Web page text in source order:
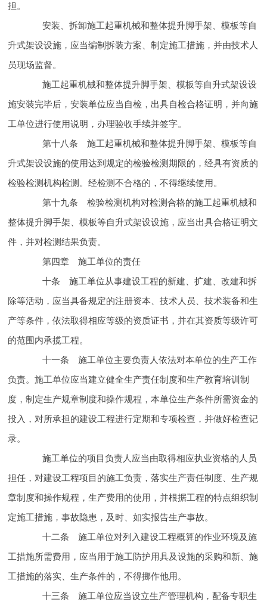
担。
安装、拆卸施工起重机械和整体提升脚手架、模板等自
升式架设设施，应当编制拆装方案、制定施工措施，并由技术人
员现场监督。
施工起重机械和整体提升脚手架、模板等自升式架设设
施安装完毕后，安装单位应当自检，出具自检合格证明，并向施
工单位进行使用说明，办理验收手续并签字。
第十八条 施工起重机械和整体提升脚手架、模板等自
升式架设设施的使用达到规定的检验检测期限的，经具有资质的
检验检测机构检测。经检测不合格的，不得继续使用。
第十九条 检验检测机构对检测合格的施工起重机械和
整体提升脚手架、模板等自升式架设设施，应当出具合格证明文
件，并对检测结果负责。
第四章 施工单位的责任
十条 施工单位从事建设工程的新建、扩建、改建和拆
除等活动，应当具备规定的注册资本、技术人员、技术装备和生
产等条件，依法取得相应等级的资质证书，并在其资质等级许可
的范围内承揽工程。
十一条 施工单位主要负责人依法对本单位的生产工作
负责。施工单位应当建立健全生产责任制度和生产教育培训制
度，制定生产规章制度和操作规程，本单位生产条件所需资金的
投入，对所承担的建设工程进行定期和专项检查，并做好检查记
录。
施工单位的项目负责人应当由取得相应执业资格的人员
担任，对建设工程项目的施工负责，落实生产责任制度、生产规
章制度和操作规程，生产费用的使用，并根据工程的特点组织制
定施工措施，事故隐患，及时、如实报告生产事故。
十二条 施工单位对列入建设工程概算的作业环境及施
工措施所需费用，应当用于施工防护用具及设施的采购和新、施
工措施的落实、生产条件的，不得挪作他用。
十三条 施工单位应当设立生产管理机构，配备专职生